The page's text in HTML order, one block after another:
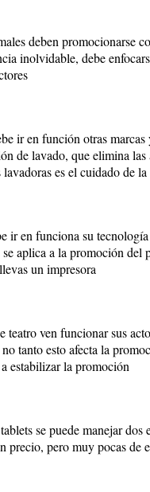
deben promocionarse
inolvidable, debe
ir en función otras
de lavado, que elimina
es el cuidado de
ir en funciona su
aplica a la promoción del
un impresora
teatro ven funcionar sus
tanto esto afecta la
estabilizar la promoción
se puede manejar
precio, pero muy pocas